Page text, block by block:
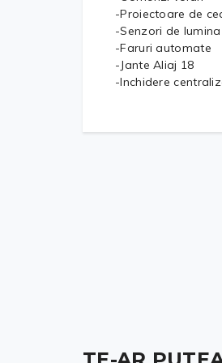
-Proiectoare de
-Senzori de
-Faruri automate
-Jante Aliaj 18
-Inchidere